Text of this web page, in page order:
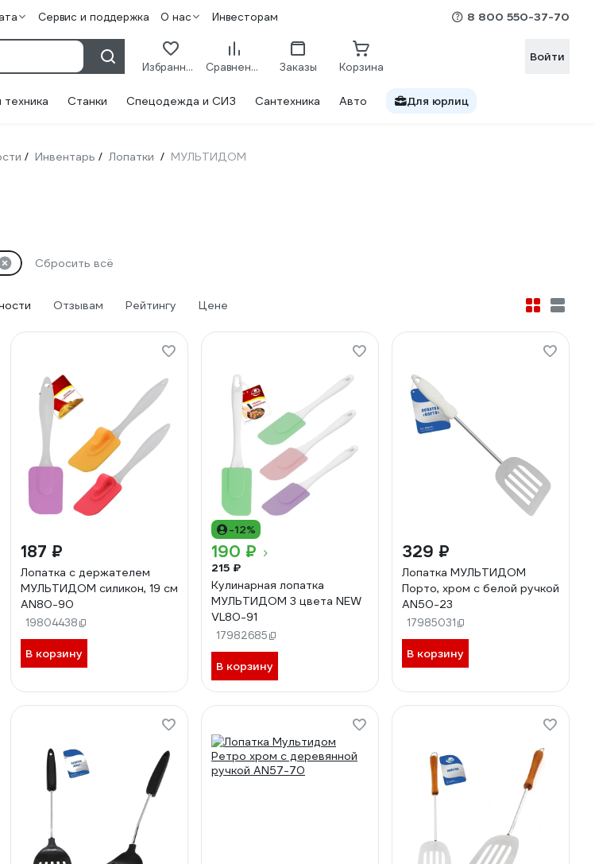
Сервис и поддержка О нас Инвесторам 8 800 550-37-70
Избранное Сравнение Заказы Корзина
Войти
Станки Спецодежда и СИЗ Сантехника Авто Для юрлиц
/ Инвентарь / Лопатки / МУЛЬТИДОМ
Сбросить всё
Отзывам Рейтингу Цене
187 ₽
Лопатка с держателем
МУЛЬТИДОМ силикон, 19 см
AN80-90
19804438
В корзину
-12%
190 ₽
215 ₽
Кулинарная лопатка
МУЛЬТИДОМ 3 цвета NEW
VL80-91
17982685
В корзину
329 ₽
Лопатка МУЛЬТИДОМ
Порто, хром с белой ручкой
AN50-23
17985031
В корзину